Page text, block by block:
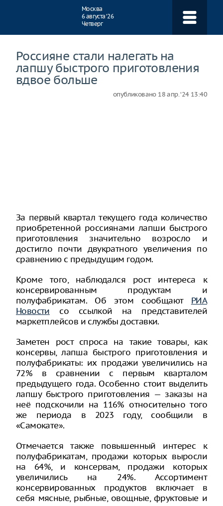
Москва
6 августа ‘26
Четверг
Россияне стали налегать на
лапшу быстрого приготовления
вдвое больше
опубликовано 18 апр. ‘24 13:40
За первый квартал текущего года количество
приобретенной россиянами лапши быстрого
приготовления значительно возросло и
достигло почти двукратного увеличения по
сравнению с предыдущим годом.
Кроме того, наблюдался рост интереса к
консервированным продуктам и
полуфабрикатам. Об этом сообщают РИА
Новости со ссылкой на представителей
маркетплейсов и службы доставки.
Заметен рост спроса на такие товары, как
консервы, лапша быстрого приготовления и
полуфабрикаты: их продажи увеличились на
72% в сравнении с первым кварталом
предыдущего года. Особенно стоит выделить
лапшу быстрого приготовления — заказы на
неё подскочили на 116% относительно того
же периода в 2023 году, сообщили в
«Самокате».
Отмечается также повышенный интерес к
полуфабрикатам, продажи которых выросли
на 64%, и консервам, продажи которых
увеличились на 24%. Ассортимент
консервированных продуктов включает в
себя мясные, рыбные, овощные, фруктовые и